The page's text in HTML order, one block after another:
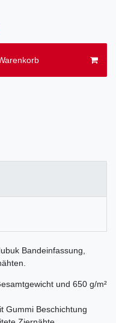
Bandeinfassung,
und 650 g/m²
Gummi Beschichtung